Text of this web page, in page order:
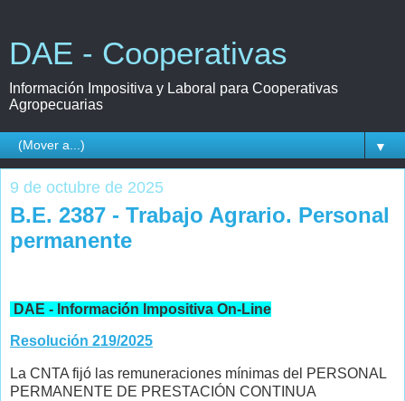
DAE - Cooperativas
Información Impositiva y Laboral para Cooperativas
Agropecuarias
▼
9 de octubre de 2025
B.E. 2387 - Trabajo Agrario. Personal
permanente
DAE - Información Impositiva On-Line
Resolución 219/2025
La CNTA fijó las remuneraciones mínimas del PERSONAL
PERMANENTE DE PRESTACIÓN CONTINUA